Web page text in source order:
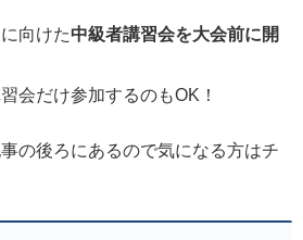
向けた中級者講習会を大会前に開
会だけ参加するのもOK！
の後ろにあるので気になる方はチ